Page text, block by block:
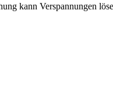
kann Verspannungen